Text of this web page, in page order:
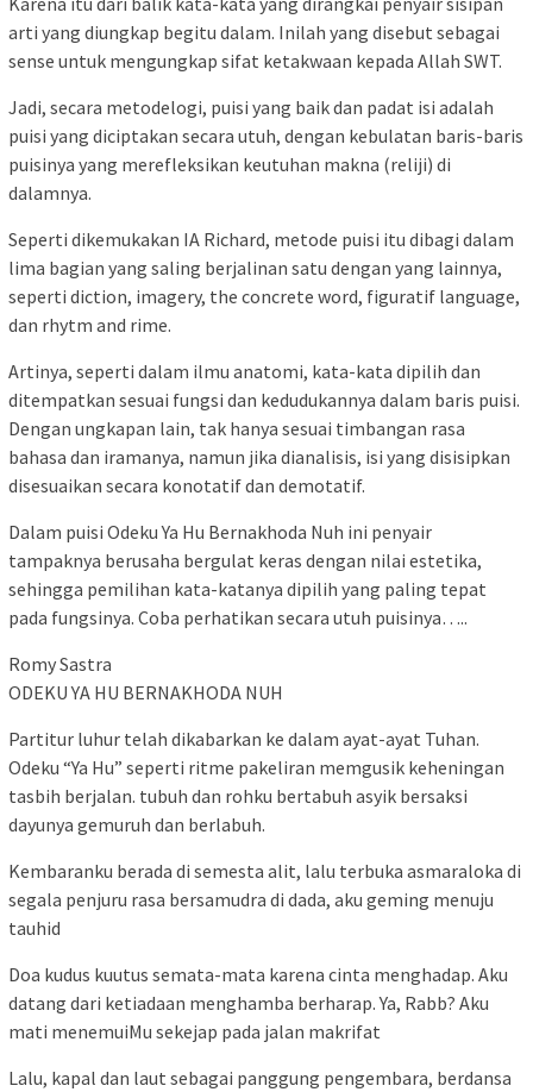
arti yang diungkap begitu dalam. Inilah yang disebut sebagai
sense untuk mengungkap sifat ketakwaan kepada Allah SWT.
Jadi, secara metodelogi, puisi yang baik dan padat isi adalah
puisi yang diciptakan secara utuh, dengan kebulatan baris-baris
puisinya yang merefleksikan keutuhan makna (reliji) di
dalamnya.
Seperti dikemukakan IA Richard, metode puisi itu dibagi dalam
lima bagian yang saling berjalinan satu dengan yang lainnya,
seperti diction, imagery, the concrete word, figuratif language,
dan rhytm and rime.
Artinya, seperti dalam ilmu anatomi, kata-kata dipilih dan
ditempatkan sesuai fungsi dan kedudukannya dalam baris puisi.
Dengan ungkapan lain, tak hanya sesuai timbangan rasa
bahasa dan iramanya, namun jika dianalisis, isi yang disisipkan
disesuaikan secara konotatif dan demotatif.
Dalam puisi Odeku Ya Hu Bernakhoda Nuh ini penyair
tampaknya berusaha bergulat keras dengan nilai estetika,
sehingga pemilihan kata-katanya dipilih yang paling tepat
pada fungsinya. Coba perhatikan secara utuh puisinya…..
Romy Sastra
ODEKU YA HU BERNAKHODA NUH
Partitur luhur telah dikabarkan ke dalam ayat-ayat Tuhan.
Odeku “Ya Hu” seperti ritme pakeliran memgusik keheningan
tasbih berjalan. tubuh dan rohku bertabuh asyik bersaksi
dayunya gemuruh dan berlabuh.
Kembaranku berada di semesta alit, lalu terbuka asmaraloka di
segala penjuru rasa bersamudra di dada, aku geming menuju
tauhid
Doa kudus kuutus semata-mata karena cinta menghadap. Aku
datang dari ketiadaan menghamba berharap. Ya, Rabb? Aku
mati menemuiMu sekejap pada jalan makrifat
Lalu, kapal dan laut sebagai panggung pengembara, berdansa